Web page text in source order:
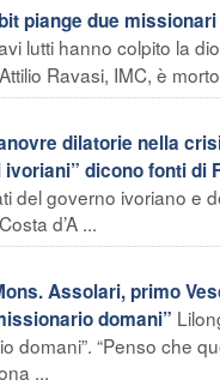
piange due
lutti hanno colpito la
Ravasi, IMC, è
dilatorie nella
dicono fonti di
del governo ivoriano e
d’A ...
Assolari, primo
domani”
domani”. “Penso che
...